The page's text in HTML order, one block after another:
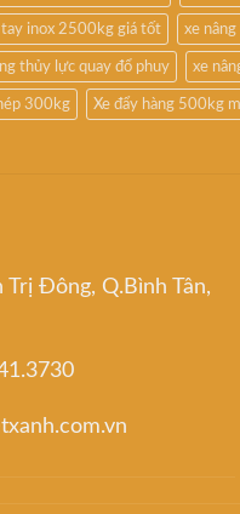
tay inox 2500kg giá tốt xe
thủy lực quay đổ phuy xe
300kg Xe đẩy hàng 500kg
Trị Đông, Q.Bình Tân,